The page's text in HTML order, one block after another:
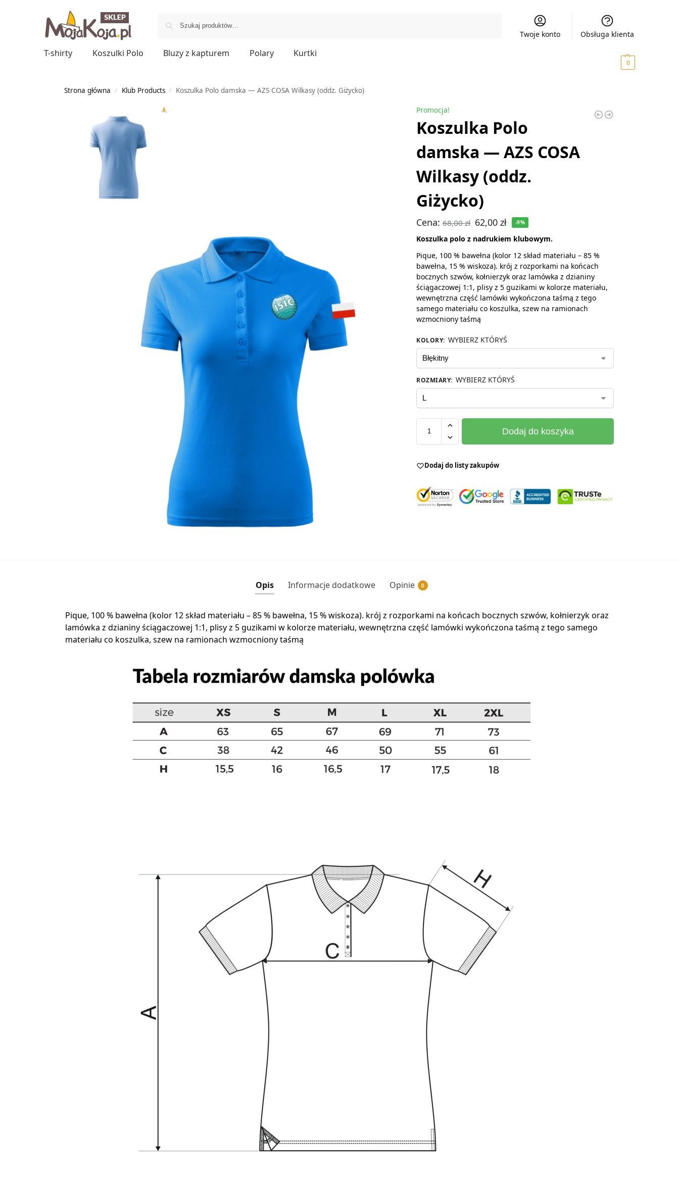
Twoje konto Obsługa klienta
T-shirty Koszulki Polo Bluzy z kapturem Polary
Kurtki
0
Strona główna / Klub Products / Koszulka Polo damska — AZS COSA Wilkasy (oddz. Giżycko)
Promocja!
Koszulka Polo
damska — AZS COSA
Wilkasy (oddz.
Giżycko)
Cena:68,00zł 62,00 zł -9%
Koszulka polo z nadrukiem klubowym.
Pique, 100 % bawełna (kolor 12 skład materiału – 85 %
bawełna, 15 % wiskoza). krój z rozporkami na końcach
bocznych szwów, kołnierzyk oraz lamówka z dzianiny
ściągaczowej 1:1, plisy z 5 guzikami w kolorze materiału,
wewnętrzna część lamówki wykończona taśmą z tego
samego materiału co koszulka, szew na ramionach
wzmocniony taśmą
KOLORY: WYBIERZ KTÓRYŚ
ROZMIARY: WYBIERZ KTÓRYŚ
Dodaj do koszyka
Dodaj do listy zakupów
Opis Informacje dodatkowe Opinie 0
Pique, 100 % bawełna (kolor 12 skład materiału – 85 % bawełna, 15 % wiskoza). krój z rozporkami na końcach bocznych szwów, kołnierzyk oraz
lamówka z dzianiny ściągaczowej 1:1, plisy z 5 guzikami w kolorze materiału, wewnętrzna część lamówki wykończona taśmą z tego samego
materiału co koszulka, szew na ramionach wzmocniony taśmą